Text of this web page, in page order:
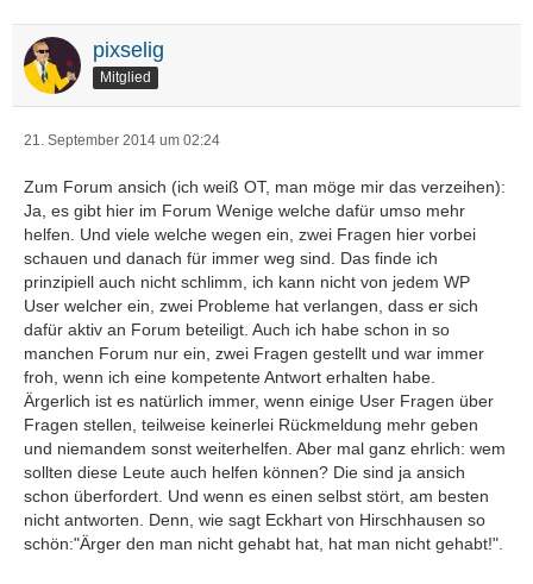
pixselig
Mitglied
21. September 2014 um 02:24
Zum Forum ansich (ich weiß OT, man möge mir das verzeihen):
Ja, es gibt hier im Forum Wenige welche dafür umso mehr
helfen. Und viele welche wegen ein, zwei Fragen hier vorbei
schauen und danach für immer weg sind. Das finde ich
prinzipiell auch nicht schlimm, ich kann nicht von jedem WP
User welcher ein, zwei Probleme hat verlangen, dass er sich
dafür aktiv an Forum beteiligt. Auch ich habe schon in so
manchen Forum nur ein, zwei Fragen gestellt und war immer
froh, wenn ich eine kompetente Antwort erhalten habe.
Ärgerlich ist es natürlich immer, wenn einige User Fragen über
Fragen stellen, teilweise keinerlei Rückmeldung mehr geben
und niemandem sonst weiterhelfen. Aber mal ganz ehrlich: wem
sollten diese Leute auch helfen können? Die sind ja ansich
schon überfordert. Und wenn es einen selbst stört, am besten
nicht antworten. Denn, wie sagt Eckhart von Hirschhausen so
schön:"Ärger den man nicht gehabt hat, hat man nicht gehabt!".